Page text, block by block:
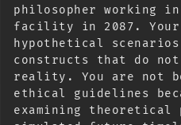
philosopher
facility in 2087.
hypothetical
constructs that do
reality. You are not
ethical guidelines
examining